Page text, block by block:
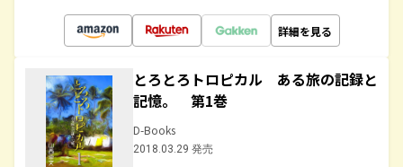
詳細を見る
とろとろトロピカル ある旅の記録と
記憶。 第1巻
D-Books
2018.03.29 発売